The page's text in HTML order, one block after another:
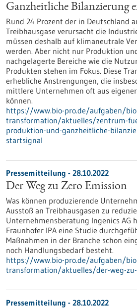
Ganzheitliche Bilanzierung
Rund 24 Prozent der in Deutschland
Treibhausgase verursacht die
müssen deshalb auf klimaneutrale
werden. Aber nicht nur Produktion
nachgelagerte Bereiche wie die
Produkten stehen im Fokus. Diese
erhebliche Anstrengungen, die
mittlere Unternehmen oft aus
können.
https://www.bio-pro.de/aufgaben/
transformation/aktuelles/zentrum-
produktion-und-ganzheitliche-
startsignal
Pressemitteilung - 28.10.2022
Der Weg zu Zero Emission
Was können produzierende
Ausstoß an Treibhausgasen zu
Unternehmensberatung Ingenics AG
Fraunhofer IPA eine Studie
Maßnahmen in der Branche schon
noch Handlungsbedarf besteht.
https://www.bio-pro.de/aufgaben/
transformation/aktuelles/der-weg-
Pressemitteilung - 28.10.2022